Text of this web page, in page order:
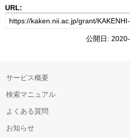
URL:
公開日:
サービス概要
検索マニュアル
よくある質問
お知らせ